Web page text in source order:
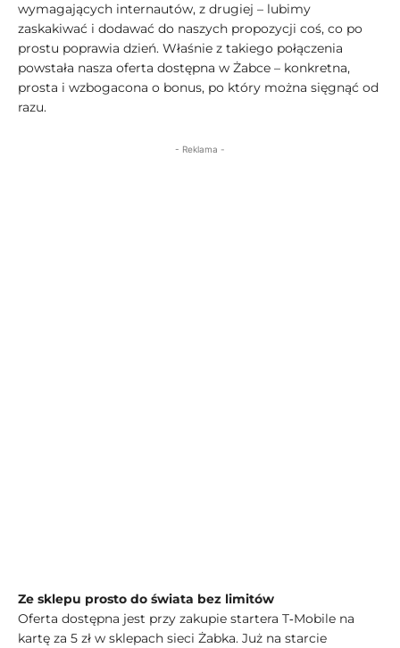
wymagających internautów, z drugiej – lubimy
zaskakiwać i dodawać do naszych propozycji coś, co po
prostu poprawia dzień. Właśnie z takiego połączenia
powstała nasza oferta dostępna w Żabce – konkretna,
prosta i wzbogacona o bonus, po który można sięgnąć od
razu.
- Reklama -
Ze sklepu prosto do świata bez limitów
Oferta dostępna jest przy zakupie startera T‑Mobile na
kartę za 5 zł w sklepach sieci Żabka. Już na starcie